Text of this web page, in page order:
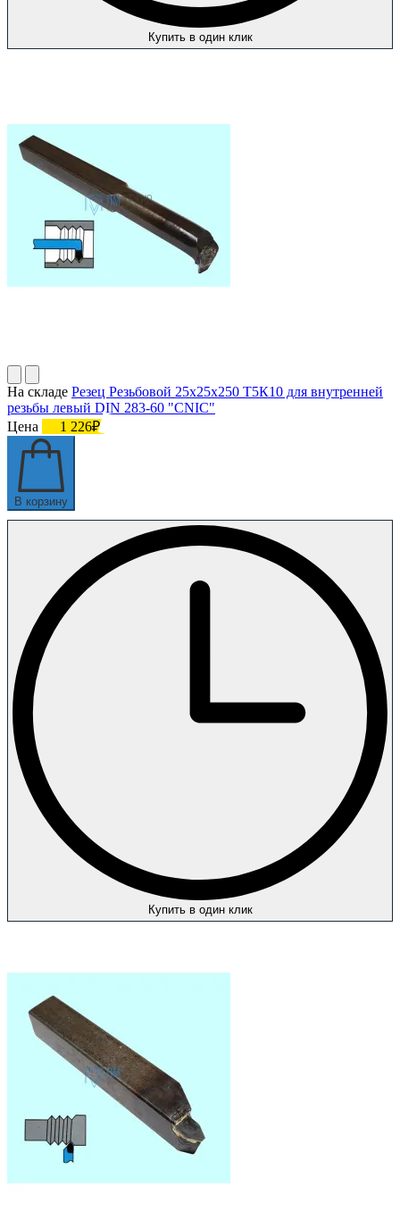
Купить в один клик
На складе Резец Резьбовой 25х25х250 Т5К10 для внутренней
резьбы левый DIN 283-60 "CNIC"
Цена
1 226₽
В корзину
Купить в один клик